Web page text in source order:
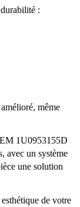
:
même
1U0953155D
avec un système
une solution
de votre